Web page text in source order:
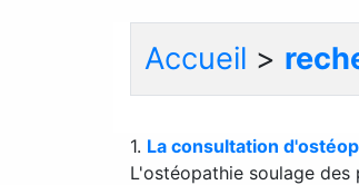
Accueil >
1. La consultation
L'ostéopathie soulage